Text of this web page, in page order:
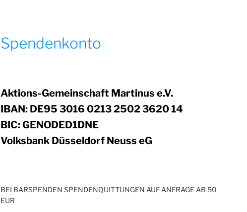
Spendenkonto
Aktions-Gemeinschaft Martinus e.V.
IBAN: DE95 3016 0213 2502 3620 14
BIC: GENODED1DNE
Volksbank Düsseldorf Neuss eG
BEI BARSPENDEN SPENDENQUITTUNGEN AUF ANFRAGE AB 50
EUR